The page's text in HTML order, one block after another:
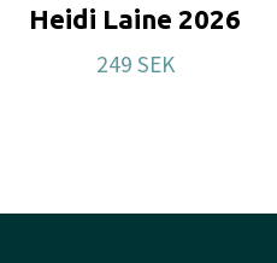
Heidi Laine 2026
249 SEK